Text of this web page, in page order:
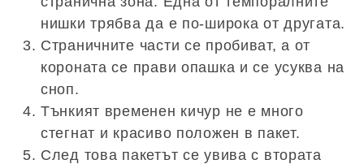
нишки трябва да е по-широка от другата.
Страничните части се пробиват, а от
короната се прави опашка и се усуква на
сноп.
Тънкият временен кичур не е много
стегнат и красиво положен в пакет.
След това пакетът се увива с втората